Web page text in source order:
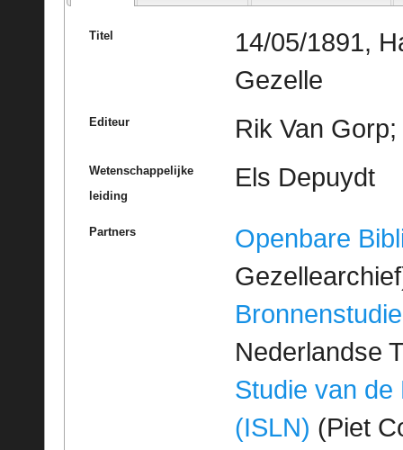
Titel
14/05/1891,
Gezelle
Editeur Rik Van
Wetenschappelijke
leiding
Els Depuydt
Partners
Openbare
Bronnenstudie
Nederlandse
Studie van de
(ISLN) (Piet